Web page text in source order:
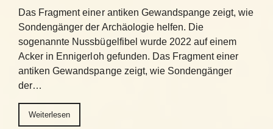
Das Fragment einer antiken Gewandspange zeigt, wie
Sondengänger der Archäologie helfen. Die
sogenannte Nussbügelfibel wurde 2022 auf einem
Acker in Ennigerloh gefunden. Das Fragment einer
antiken Gewandspange zeigt, wie Sondengänger
der…
Weiterlesen